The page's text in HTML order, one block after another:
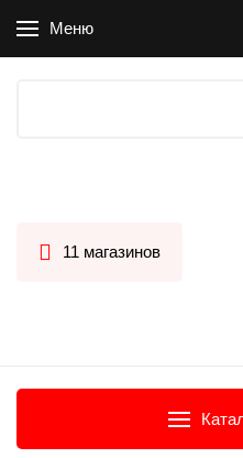
Меню
11 магазинов